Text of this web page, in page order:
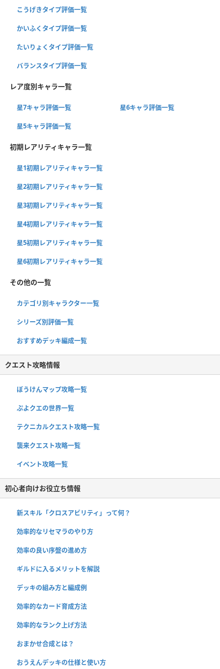
こうげきタイプ評価一覧
かいふくタイプ評価一覧
たいりょくタイプ評価一覧
バランスタイプ評価一覧
レア度別キャラ一覧
星7キャラ評価一覧 星6キャラ評価一覧
星5キャラ評価一覧
初期レアリティキャラ一覧
星1初期レアリティキャラ一覧
星2初期レアリティキャラ一覧
星3初期レアリティキャラ一覧
星4初期レアリティキャラ一覧
星5初期レアリティキャラ一覧
星6初期レアリティキャラ一覧
その他の一覧
カテゴリ別キャラクター一覧
シリーズ別評価一覧
おすすめデッキ編成一覧
クエスト攻略情報
ぼうけんマップ攻略一覧
ぷよクエの世界一覧
テクニカルクエスト攻略一覧
襲来クエスト攻略一覧
イベント攻略一覧
初心者向けお役立ち情報
新スキル「クロスアビリティ」って何？
効率的なリセマラのやり方
効率の良い序盤の進め方
ギルドに入るメリットを解説
デッキの組み方と編成例
効率的なカード育成方法
効率的なランク上げ方法
おまかせ合成とは？
おうえんデッキの仕様と使い方